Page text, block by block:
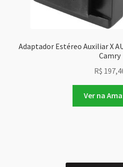
Adaptador Estéreo Auxiliar X
Camry
R$
Ver na